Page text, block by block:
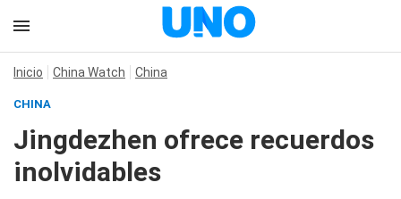
Inicio China Watch China
CHINA
Jingdezhen ofrece recuerdos
inolvidables